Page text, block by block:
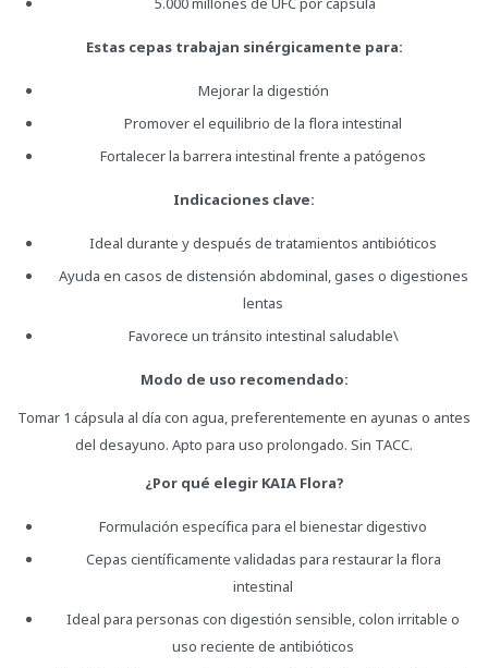
Estas cepas trabajan sinérgicamente para:
Mejorar la digestión
Promover el equilibrio de la flora intestinal
Fortalecer la barrera intestinal frente a patógenos
Indicaciones clave:
Ideal durante y después de tratamientos antibióticos
Ayuda en casos de distensión abdominal, gases o digestiones
lentas
Favorece un tránsito intestinal saludable\
Modo de uso recomendado:
Tomar 1 cápsula al día con agua, preferentemente en ayunas o antes
del desayuno. Apto para uso prolongado. Sin TACC.
¿Por qué elegir KAIA Flora?
Formulación específica para el bienestar digestivo
Cepas científicamente validadas para restaurar la flora
intestinal
Ideal para personas con digestión sensible, colon irritable o
uso reciente de antibióticos